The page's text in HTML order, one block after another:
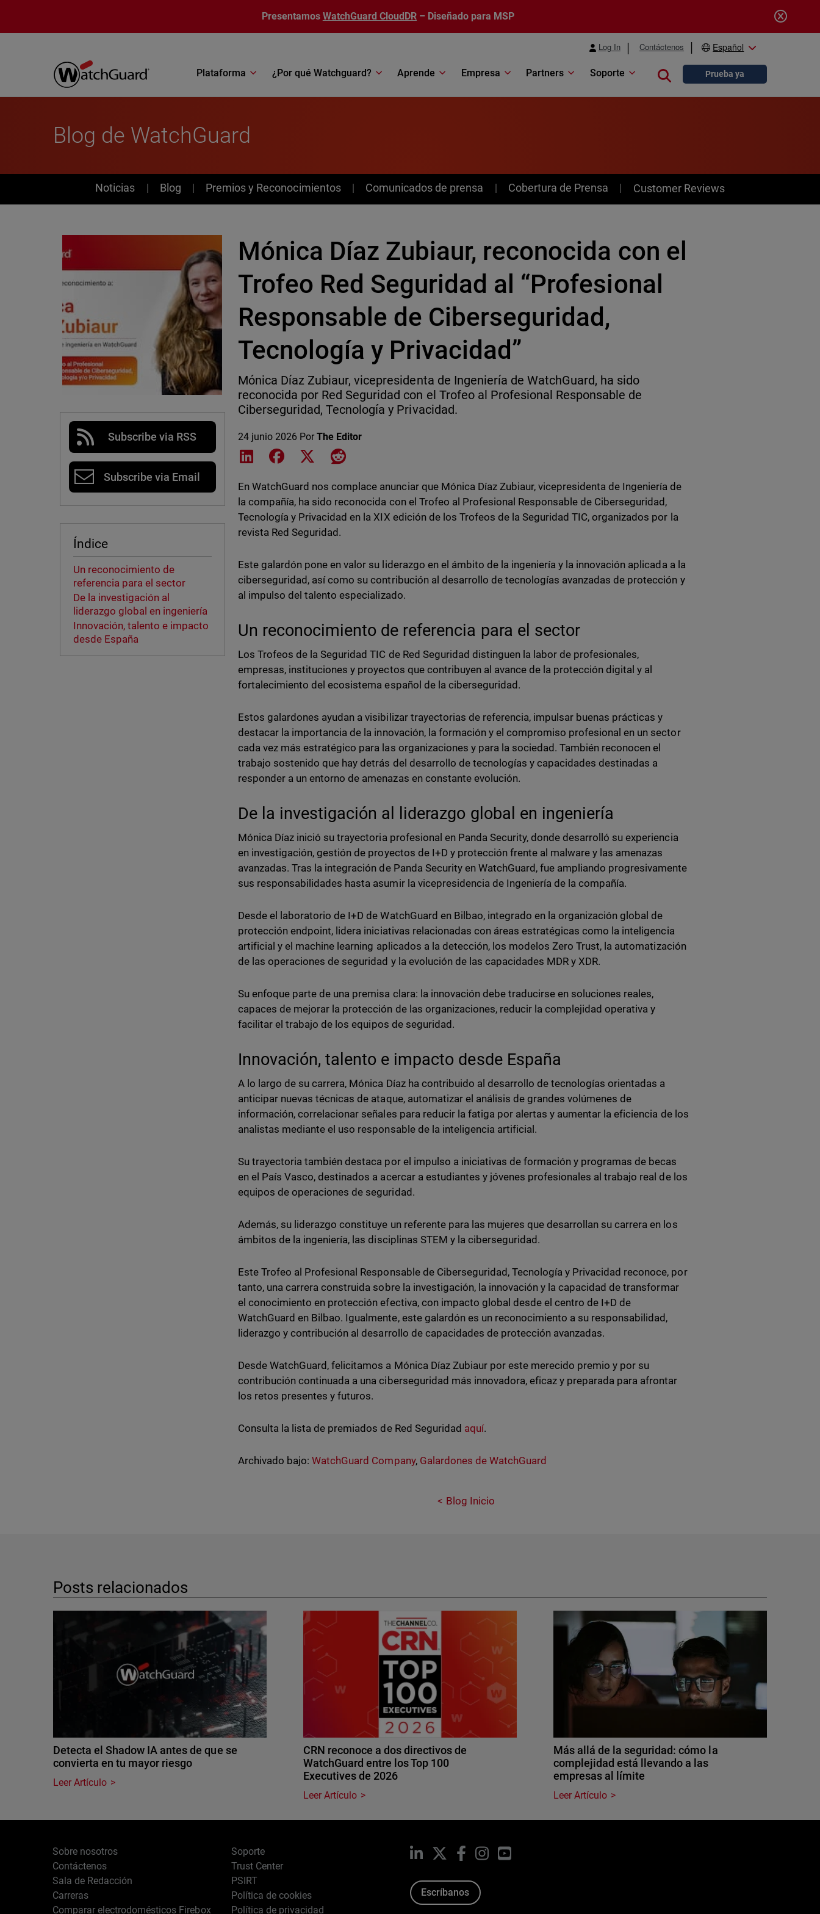
Presentamos WatchGuard CloudDR – Diseñado para MSP
Log In Contáctenos Español
Plataforma ¿Por qué Watchguard? Aprende Empresa Partners Soporte Close searchPrueba ya
Blog de WatchGuard
News
Noticias Blog Premios y Reconocimientos Comunicados de prensa Cobertura de Prensa Customer Reviews
Subscribe via RSS
Subscribe via Email
Índice
Un reconocimiento de
referencia para el sector
De la investigación al
liderazgo global en ingeniería
Innovación, talento e impacto
desde España
Mónica Díaz Zubiaur, reconocida con el
Trofeo Red Seguridad al “Profesional
Responsable de Ciberseguridad,
Tecnología y Privacidad”
Mónica Díaz Zubiaur, vicepresidenta de Ingeniería de WatchGuard, ha sido
reconocida por Red Seguridad con el Trofeo al Profesional Responsable de
Ciberseguridad, Tecnología y Privacidad.
24 junio 2026 PorThe Editor
Share on LinkedIn
Share on Facebook
Share on XShare on Reddit
En WatchGuard nos complace anunciar que Mónica Díaz Zubiaur, vicepresidenta de Ingeniería de
la compañía, ha sido reconocida con el Trofeo al Profesional Responsable de Ciberseguridad,
Tecnología y Privacidad en la XIX edición de los Trofeos de la Seguridad TIC, organizados por la
revista Red Seguridad.
Este galardón pone en valor su liderazgo en el ámbito de la ingeniería y la innovación aplicada a la
ciberseguridad, así como su contribución al desarrollo de tecnologías avanzadas de protección y
al impulso del talento especializado.
Un reconocimiento de referencia para el sector
Los Trofeos de la Seguridad TIC de Red Seguridad distinguen la labor de profesionales,
empresas, instituciones y proyectos que contribuyen al avance de la protección digital y al
fortalecimiento del ecosistema español de la ciberseguridad.
Estos galardones ayudan a visibilizar trayectorias de referencia, impulsar buenas prácticas y
destacar la importancia de la innovación, la formación y el compromiso profesional en un sector
cada vez más estratégico para las organizaciones y para la sociedad. También reconocen el
trabajo sostenido que hay detrás del desarrollo de tecnologías y capacidades destinadas a
responder a un entorno de amenazas en constante evolución.
De la investigación al liderazgo global en ingeniería
Mónica Díaz inició su trayectoria profesional en Panda Security, donde desarrolló su experiencia
en investigación, gestión de proyectos de I+D y protección frente al malware y las amenazas
avanzadas. Tras la integración de Panda Security en WatchGuard, fue ampliando progresivamente
sus responsabilidades hasta asumir la vicepresidencia de Ingeniería de la compañía.
Desde el laboratorio de I+D de WatchGuard en Bilbao, integrado en la organización global de
protección endpoint, lidera iniciativas relacionadas con áreas estratégicas como la inteligencia
artificial y el machine learning aplicados a la detección, los modelos Zero Trust, la automatización
de las operaciones de seguridad y la evolución de las capacidades MDR y XDR.
Su enfoque parte de una premisa clara: la innovación debe traducirse en soluciones reales,
capaces de mejorar la protección de las organizaciones, reducir la complejidad operativa y
facilitar el trabajo de los equipos de seguridad.
Innovación, talento e impacto desde España
A lo largo de su carrera, Mónica Díaz ha contribuido al desarrollo de tecnologías orientadas a
anticipar nuevas técnicas de ataque, automatizar el análisis de grandes volúmenes de
información, correlacionar señales para reducir la fatiga por alertas y aumentar la eficiencia de los
analistas mediante el uso responsable de la inteligencia artificial.
Su trayectoria también destaca por el impulso a iniciativas de formación y programas de becas
en el País Vasco, destinados a acercar a estudiantes y jóvenes profesionales al trabajo real de los
equipos de operaciones de seguridad.
Además, su liderazgo constituye un referente para las mujeres que desarrollan su carrera en los
ámbitos de la ingeniería, las disciplinas STEM y la ciberseguridad.
Este Trofeo al Profesional Responsable de Ciberseguridad, Tecnología y Privacidad reconoce, por
tanto, una carrera construida sobre la investigación, la innovación y la capacidad de transformar
el conocimiento en protección efectiva, con impacto global desde el centro de I+D de
WatchGuard en Bilbao. Igualmente, este galardón es un reconocimiento a su responsabilidad,
liderazgo y contribución al desarrollo de capacidades de protección avanzadas.
Desde WatchGuard, felicitamos a Mónica Díaz Zubiaur por este merecido premio y por su
contribución continuada a una ciberseguridad más innovadora, eficaz y preparada para afrontar
los retos presentes y futuros.
Consulta la lista de premiados de Red Seguridad aquí.
Archivado bajo: WatchGuard Company, Galardones de WatchGuard
Blog Inicio
Posts relacionados
Detecta el Shadow IA antes de que se
convierta en tu mayor riesgo
Leer Artículo
CRN reconoce a dos directivos de
WatchGuard entre los Top 100
Executives de 2026
Leer Artículo
Más allá de la seguridad: cómo la
complejidad está llevando a las
empresas al límite
Leer Artículo
Sobre nosotros
Contáctenos
Sala de Redacción
Carreras
Comparar electrodomésticos Firebox
Soporte
Trust Center
PSIRT
Política de cookies
Política de privacidad
LinkedIn Facebook
InstagramYouTube
Escríbanos